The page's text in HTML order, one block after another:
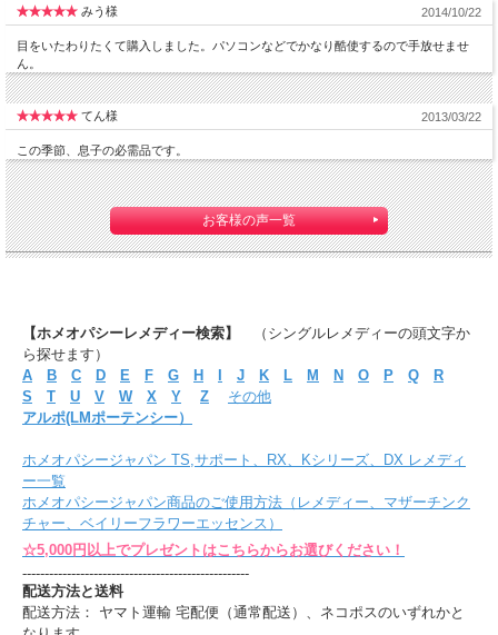
みう様 2014/10/22
目をいたわりたくて購入しました。パソコンなどでかなり酷使するので手放せませ
ん。
てん様 2013/03/22
この季節、息子の必需品です。
お客様の声一覧
【ホメオパシーレメディー検索】
（シングルレメディーの頭文字か
ら探せます）
A
B C D E F G H J K L M N O P Q
R
S
T U V W X Y Z
その他
アルポ(LMポーテンシー）
ホメオパシージャパン TS,サポート、RX、Kシリーズ、DX レメディ
ー一覧
ホメオパシージャパン商品のご使用方法（レメディー、マザーチンク
チャー、ベイリーフラワーエッセンス）
☆5,000円以上でプレゼントはこちらからお選びください！
---------------------------------------------------
配送方法と送料
配送方法： ヤマト運輸 宅配便（通常配送）、ネコポスのいずれかと